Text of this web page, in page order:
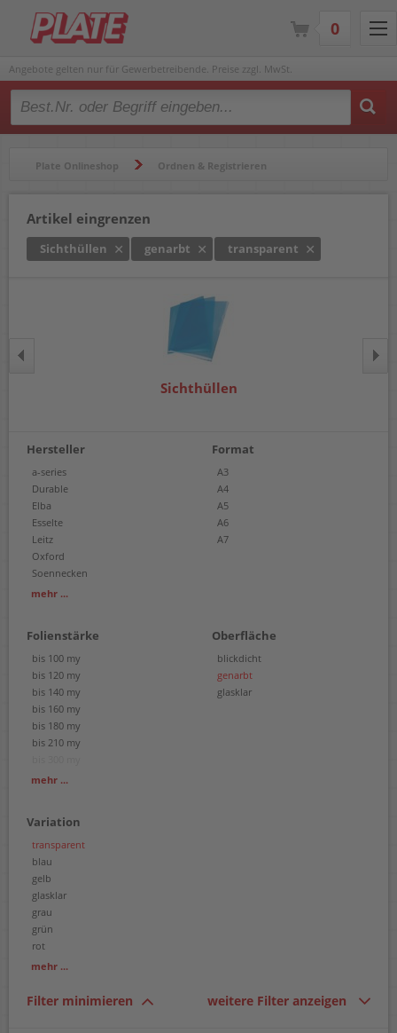
Angebote gelten nur für Gewerbetreibende. Preise zzgl. MwSt.
Type 2 or more characters for results.
Plate Onlineshop Ordnen & Registrieren
Artikel eingrenzen
Sichthüllen genarbt transparent
Sichthüllen
Hersteller
a-series
Durable
Elba
Esselte
Leitz
Oxford
Soennecken
Corona
mehr ...
Format
A3
A4
A5
A6
A7
Folienstärke
bis 100 my
bis 120 my
bis 140 my
bis 160 my
bis 180 my
bis 210 my
bis 200 my
mehr ...
Oberfläche
blickdicht
genarbt
glasklar
Variation
transparent
blau
gelb
glasklar
grau
grün
rot
sortiert
mehr ...
Filter minimieren weitere Filter anzeigen
0